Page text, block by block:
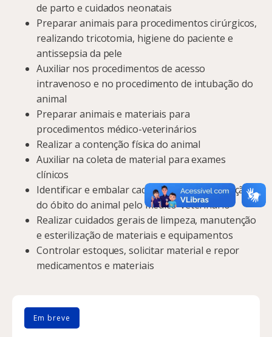
Em breve
de parto e cuidados neonatais
Preparar animais para procedimentos cirúrgicos,
realizando tricotomia, higiene do paciente e
antissepsia da pele
Auxiliar nos procedimentos de acesso
intravenoso e no procedimento de intubação do
animal
Preparar animais e materiais para
procedimentos médico-veterinários
Realizar a contenção física do animal
Auxiliar na coleta de material para exames
clínicos
Identificar e embalar cadáver, após constatação
do óbito do animal pelo médico-veterinário
Realizar cuidados gerais de limpeza, manutenção
e esterilização de materiais e equipamentos
Controlar estoques, solicitar material e repor
medicamentos e materiais